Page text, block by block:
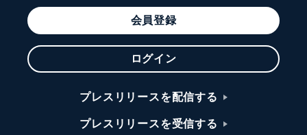
会員登録
ログイン
プレスリリースを配信する
プレスリリースを受信する